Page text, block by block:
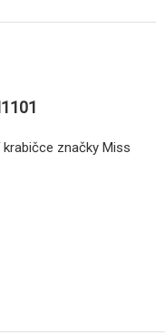
značky Miss